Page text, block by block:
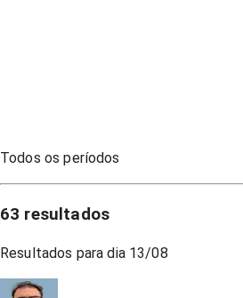
Todos os períodos
63 resultados
Resultados para dia 13/08